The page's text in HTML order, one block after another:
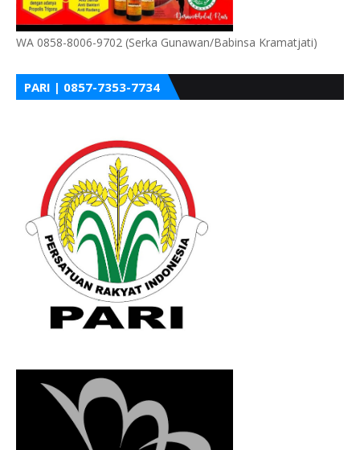
WA 0858-8006-9702 (Serka Gunawan/Babinsa Kramatjati)
PARI | 0857-7353-7734